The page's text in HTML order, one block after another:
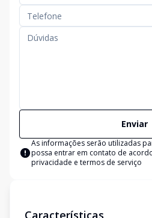
Enviar
As informações serão utilizadas
possa entrar em contato de
privacidade e termos de serviço
Características